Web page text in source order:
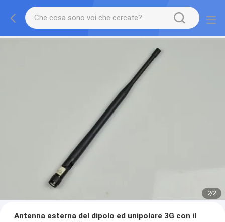
1/2
Antenna esterna del dipolo ed unipolare 3G con il